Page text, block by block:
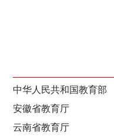
中华人民共和国教育部
安徽省教育厅
云南省教育厅